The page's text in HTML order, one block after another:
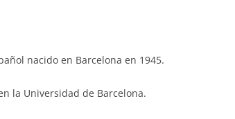
nacido en Barcelona en 1945.
la Universidad de Barcelona.